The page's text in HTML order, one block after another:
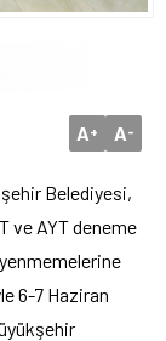
A+ A-
Belediyesi,
ve AYT deneme
yenmemelerine
6-7 Haziran